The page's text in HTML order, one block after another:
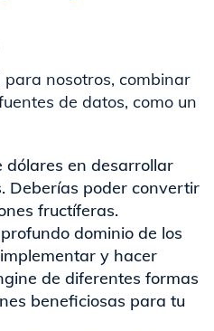
nosotros, combinar
de datos, como un
dólares en desarrollar
Deberías poder convertir
fructíferas.​
dominio de los
y hacer
de diferentes formas
beneficiosas para tu